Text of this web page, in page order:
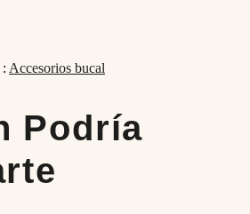
Accesorios bucal
Podría